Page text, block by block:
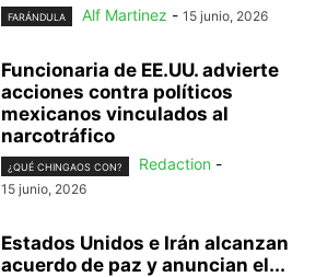
FARÁNDULA Alf Martinez - 15 junio, 2026
Funcionaria de EE.UU. advierte
acciones contra políticos
mexicanos vinculados al
narcotráfico
¿QUÉ CHINGAOS CON? Redaction -
15 junio, 2026
Estados Unidos e Irán alcanzan
acuerdo de paz y anuncian el...